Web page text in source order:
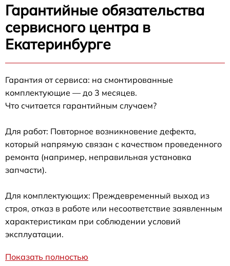
Гарантийные обязательства
сервисного центра в
Екатеринбурге
Гарантия от сервиса: на смонтированные
комплектующие — до 3 месяцев.
Что считается гарантийным случаем?
Для работ: Повторное возникновение дефекта,
который напрямую связан с качеством проведенного
ремонта (например, неправильная установка
запчасти).
Для комплектующих: Преждевременный выход из
строя, отказ в работе или несоответствие заявленным
характеристикам при соблюдении условий
эксплуатации.
Показать полностью